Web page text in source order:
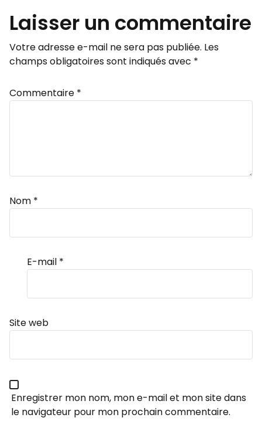
Laisser un commentaire
Votre adresse e-mail ne sera pas publiée. Les
champs obligatoires sont indiqués avec *
Commentaire *
Nom *
E-mail *
Site web
Enregistrer mon nom, mon e-mail et mon site dans
le navigateur pour mon prochain commentaire.